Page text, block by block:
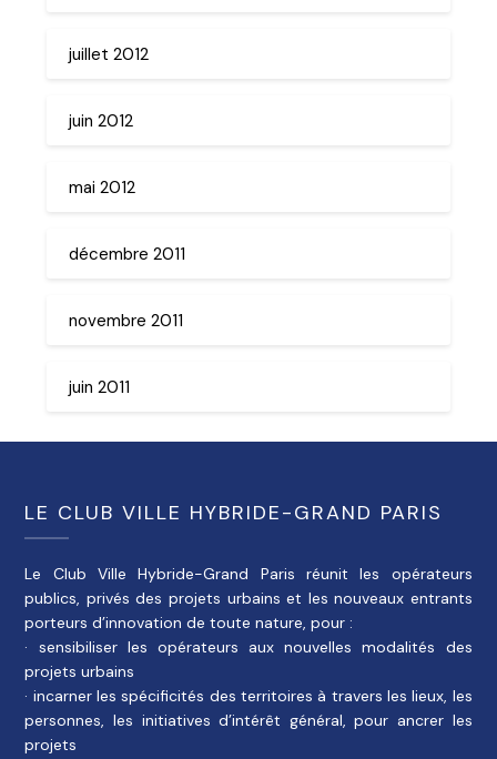
juillet 2012
juin 2012
mai 2012
décembre 2011
novembre 2011
juin 2011
LE CLUB VILLE HYBRIDE-GRAND PARIS
Le Club Ville Hybride-Grand Paris réunit les opérateurs
publics, privés des projets urbains et les nouveaux entrants
porteurs d’innovation de toute nature, pour :
· sensibiliser les opérateurs aux nouvelles modalités des
projets urbains
· incarner les spécificités des territoires à travers les lieux, les
personnes, les initiatives d’intérêt général, pour ancrer les
projets